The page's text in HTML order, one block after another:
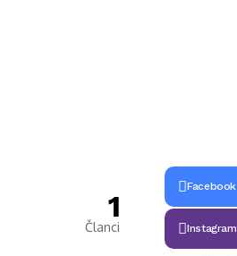
1
Članci
Facebook
Instagram